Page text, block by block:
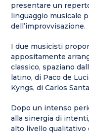
presentare un
linguaggio musicale
dell’improvvisazione.
I due musicisti
appositamente
classico, spaziano
latino, di Paco de
Kyngs, di Carlos
Dopo un intenso
alla sinergia di
alto livello qualitativo